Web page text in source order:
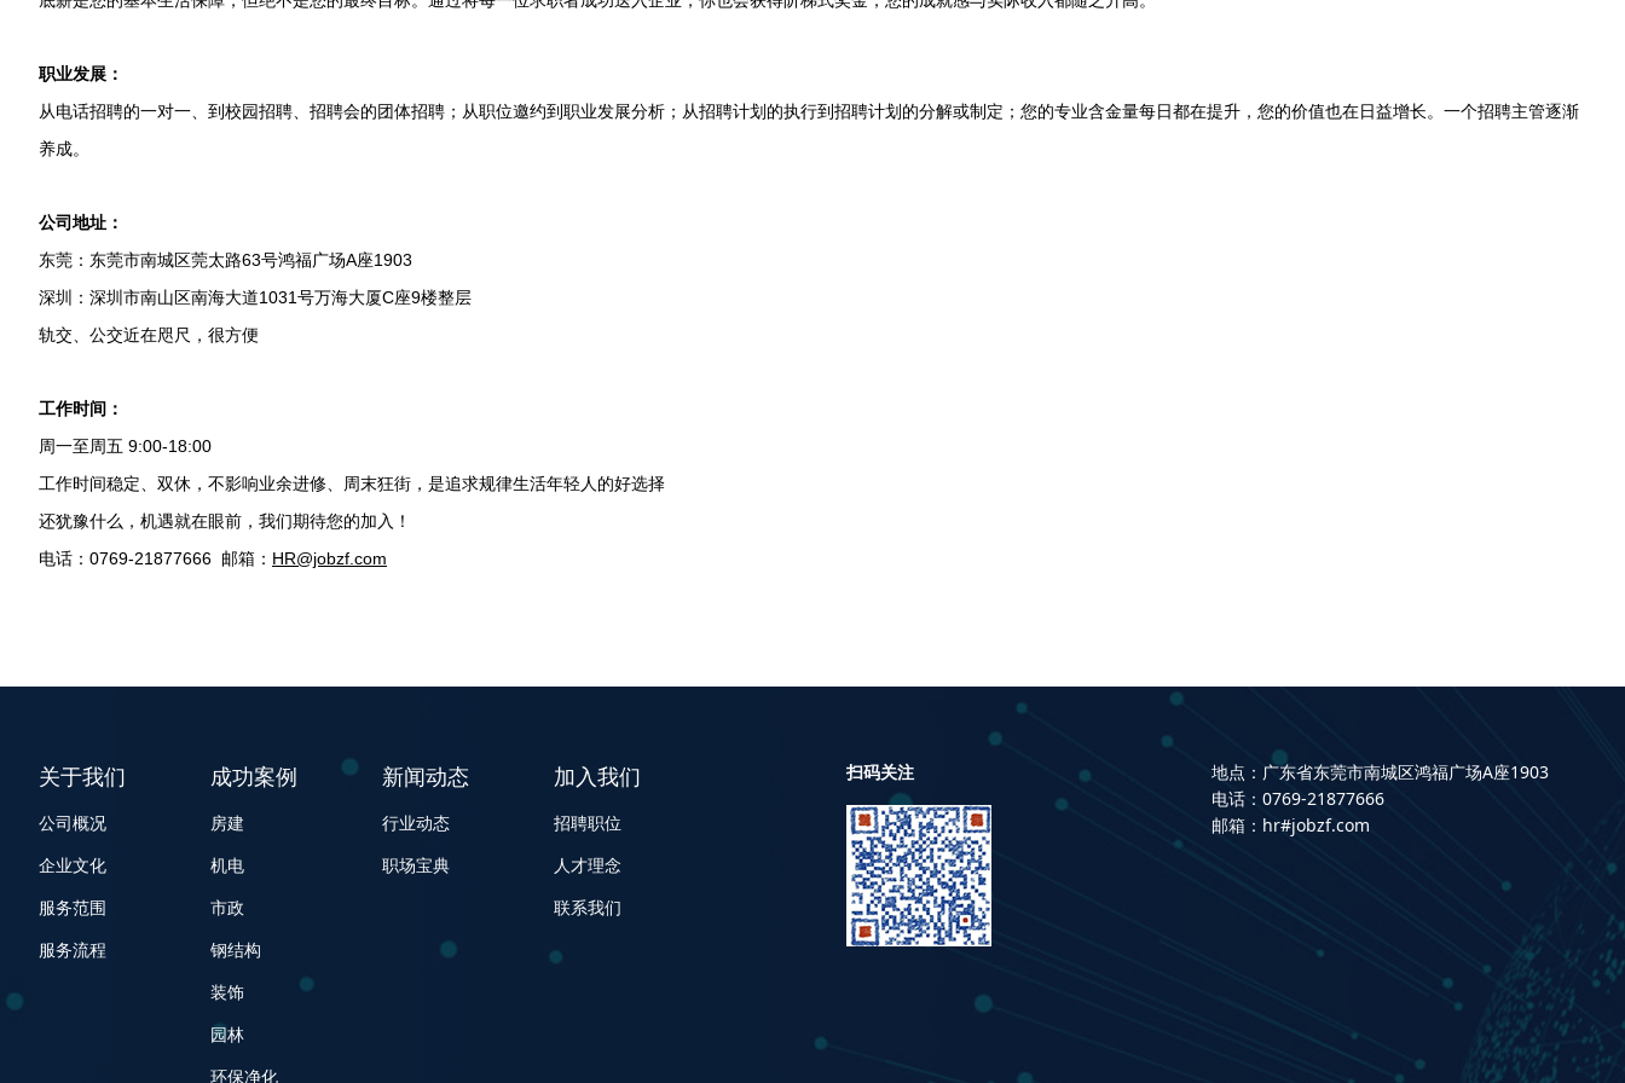
职业发展：
从电话招聘的一对一、到校园招聘、招聘会的团体招聘；从职位邀约到职业发展分析；从招聘计划的执行到招聘计划的分解或制定；您的专业含金量每日都在提升，您的价值也在日益增长。一个招聘主管逐渐
养成。
公司地址：
东莞：东莞市南城区莞太路63号鸿福广场A座1903
深圳：深圳市南山区南海大道1031号万海大厦C座9楼整层
轨交、公交近在咫尺，很方便
工作时间：
周一至周五 9:00-18:00
工作时间稳定、双休，不影响业余进修、周末狂街，是追求规律生活年轻人的好选择
还犹豫什么，机遇就在眼前，我们期待您的加入！
电话：0769-21877666 邮箱： HR@jobzf.com
关于我们
公司概况
企业文化
服务范围
服务流程
成功案例
房建
机电
市政
钢结构
装饰
园林
环保净化
新闻动态
行业动态
职场宝典
加入我们
招聘职位
人才理念
联系我们
扫码关注
地点：广东省东莞市南城区鸿福广场A座1903
电话：0769-21877666
邮箱：hr#jobzf.com